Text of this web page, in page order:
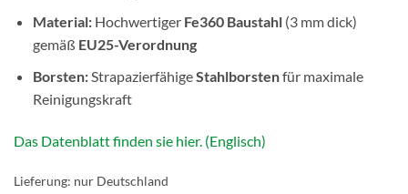
Material:Hochwertiger Fe360 Baustahl(3 mm dick)
gemäß EU25-Verordnung
Borsten:StrapazierfähigeStahlborstenfür maximale
Reinigungskraft
Das Datenblatt finden sie hier. (Englisch)
Lieferung: nur Deutschland